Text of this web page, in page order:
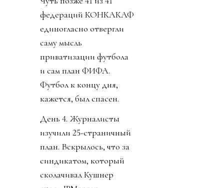
объединилась. Все 55
стран УЕФА объявили
бойкот всем
соревнованиям ФИФА
(см. «Посыл в пешее
эротическое
путешествие к объекту
Чуть позже 41 из 41
федераций КОНКАКАФ
единогласно отвергли
саму мысль
приватизации футбола